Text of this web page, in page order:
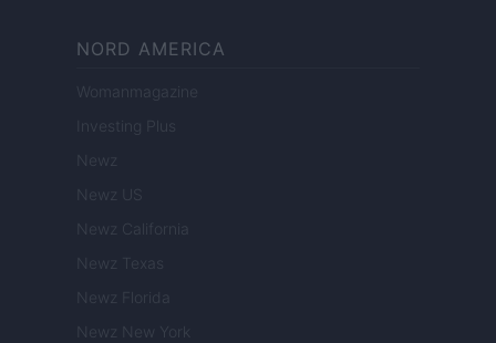
NORD AMERICA
Womanmagazine
Investing Plus
Newz
Newz US
Newz California
Newz Texas
Newz Florida
Newz New York